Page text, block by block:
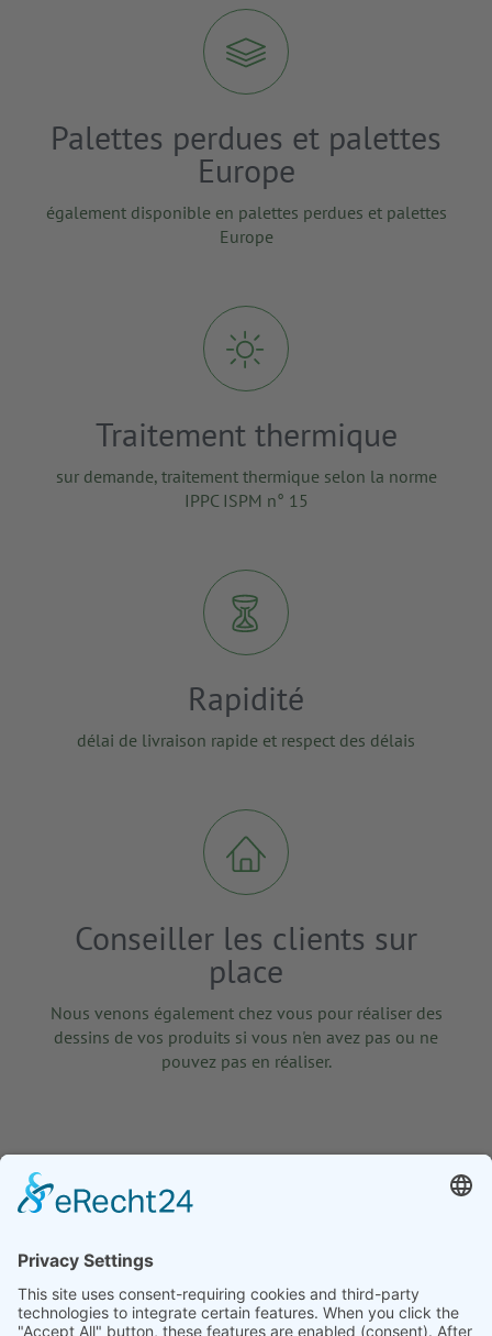
Palettes perdues et palettes
Europe
également disponible en palettes perdues et palettes
Europe
Traitement thermique
sur demande, traitement thermique selon la norme
IPPC ISPM n° 15
Rapidité
délai de livraison rapide et respect des délais
Conseiller les clients sur
place
Nous venons également chez vous pour réaliser des
dessins de vos produits si vous n'en avez pas ou ne
pouvez pas en réaliser.
+49 (0) 2393 / 299960
Illingheimer Str. 29